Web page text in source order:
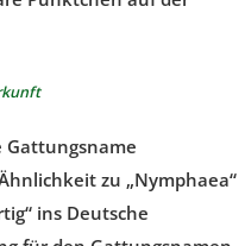
zu „Nymphaea“
ins Deutsche